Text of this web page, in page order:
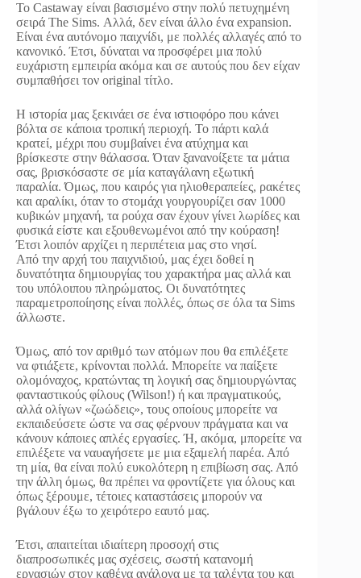
Το Castaway είναι βασισμένο στην πολύ πετυχημένη
σειρά The Sims. Αλλά, δεν είναι άλλο ένα expansion.
Είναι ένα αυτόνομο παιχνίδι, με πολλές αλλαγές από το
κανονικό. Έτσι, δύναται να προσφέρει μια πολύ
ευχάριστη εμπειρία ακόμα και σε αυτούς που δεν είχαν
συμπαθήσει τον original τίτλο.
Η ιστορία μας ξεκινάει σε ένα ιστιοφόρο που κάνει
βόλτα σε κάποια τροπική περιοχή. Το πάρτι καλά
κρατεί, μέχρι που συμβαίνει ένα ατύχημα και
βρίσκεστε στην θάλασσα. Όταν ξανανοίξετε τα μάτια
σας, βρισκόσαστε σε μία καταγάλανη εξωτική
παραλία. Όμως, που καιρός για ηλιοθεραπείες, ρακέτες
και αραλίκι, όταν το στομάχι γουργουρίζει σαν 1000
κυβικών μηχανή, τα ρούχα σαν έχουν γίνει λωρίδες και
φυσικά είστε και εξουθενωμένοι από την κούραση!
Έτσι λοιπόν αρχίζει η περιπέτεια μας στο νησί.
Από την αρχή του παιχνιδιού, μας έχει δοθεί η
δυνατότητα δημιουργίας του χαρακτήρα μας αλλά και
του υπόλοιπου πληρώματος. Οι δυνατότητες
παραμετροποίησης είναι πολλές, όπως σε όλα τα Sims
άλλωστε.
Όμως, από τον αριθμό των ατόμων που θα επιλέξετε
να φτιάξετε, κρίνονται πολλά. Μπορείτε να παίξετε
ολομόναχος, κρατώντας τη λογική σας δημιουργώντας
φανταστικούς φίλους (Wilson!) ή και πραγματικούς,
αλλά ολίγων «ζωώδεις», τους οποίους μπορείτε να
εκπαιδεύσετε ώστε να σας φέρνουν πράγματα και να
κάνουν κάποιες απλές εργασίες. Ή, ακόμα, μπορείτε να
επιλέξετε να ναυαγήσετε με μια εξαμελή παρέα. Από
τη μία, θα είναι πολύ ευκολότερη η επιβίωση σας. Από
την άλλη όμως, θα πρέπει να φροντίζετε για όλους και
όπως ξέρουμε, τέτοιες καταστάσεις μπορούν να
βγάλουν έξω το χειρότερο εαυτό μας.
Έτσι, απαιτείται ιδιαίτερη προσοχή στις
διαπροσωπικές μας σχέσεις, σωστή κατανομή
εργασιών στον καθένα ανάλογα με τα ταλέντα του και